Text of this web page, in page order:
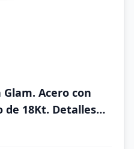
Glam. Acero con
de 18Kt. Detalles
Largo de 19 cm.